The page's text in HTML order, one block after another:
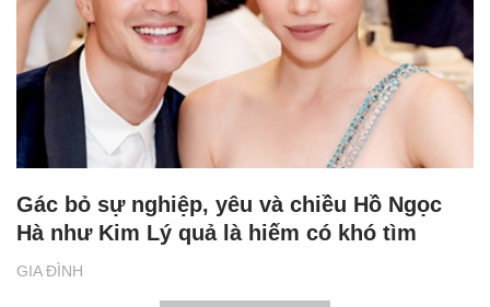
GIA ĐÌNH
Gác bỏ sự nghiệp, yêu và chiều Hồ Ngọc
Hà như Kim Lý quả là hiếm có khó tìm